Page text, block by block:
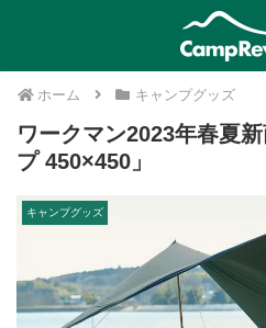
ホーム キャンプグッズ
ワークマン2023年春夏
プ 450×450」
キャンプグッズ